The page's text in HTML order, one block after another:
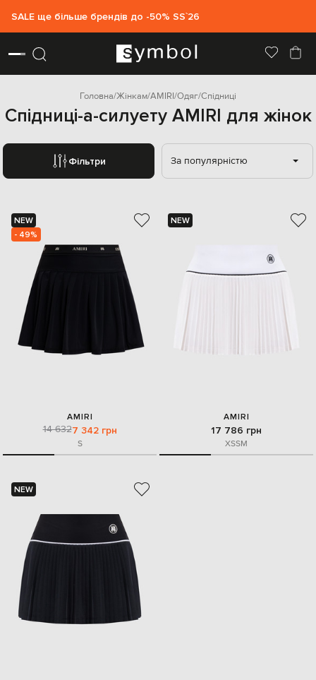
SALE ще більше брендів до -50% SS`26
Головна Жінкам AMIRI Одяг Спідниці
Спідниці-а-силуету AMIRI для жінок
Фільтри За популярністю
NEW
- 49%
AMIRI
14 6327 342 грн
S
NEW
AMIRI
17 786 грн
XSSM
NEW